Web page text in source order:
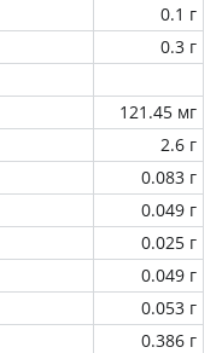
0.1 г
0.3 г
121.45 мг
2.6 г
0.083 г
0.049 г
0.025 г
0.049 г
0.053 г
0.386 г